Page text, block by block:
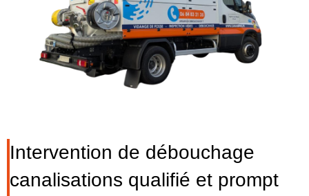
Intervention de débouchage
canalisations qualifié et prompt